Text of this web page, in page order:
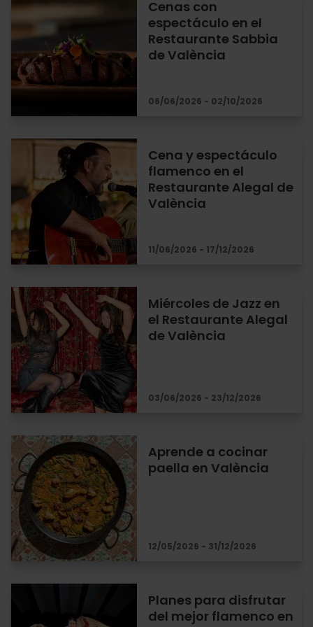
Cenas con
espectáculo en el
Restaurante Sabbia
de València
06/06/2026 - 02/10/2026
Cena y espectáculo
flamenco en el
Restaurante Alegal de
València
11/06/2026 - 17/12/2026
Miércoles de Jazz en
el Restaurante Alegal
de València
03/06/2026 - 23/12/2026
Aprende a cocinar
paella en València
12/05/2026 - 31/12/2026
Planes para disfrutar
del mejor flamenco en